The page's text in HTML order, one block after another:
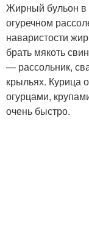
Жирный бульон в
огуречном
наваристости
брать мякоть
— рассольник,
крыльях. Курица
огурцами,
очень быстро.